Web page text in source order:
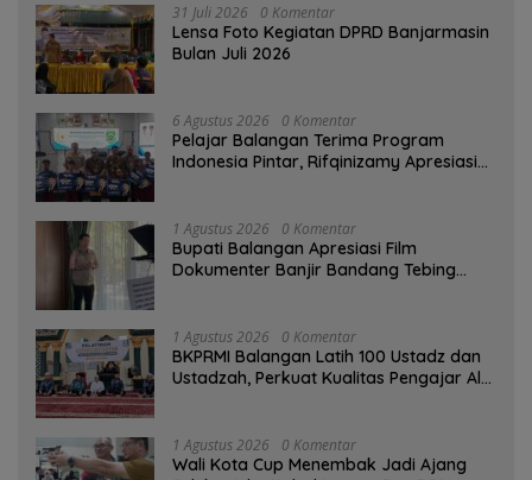
31 Juli 2026 0 Komentar
Lensa Foto Kegiatan DPRD Banjarmasin
Bulan Juli 2026
6 Agustus 2026 0 Komentar
Pelajar Balangan Terima Program
Indonesia Pintar, Rifqinizamy Apresiasi
1 Agustus 2026 0 Komentar
Bupati Balangan Apresiasi Film
Dokumenter Banjir Bandang Tebing
1 Agustus 2026 0 Komentar
BKPRMI Balangan Latih 100 Ustadz dan
Ustadzah, Perkuat Kualitas Pengajar Al-
1 Agustus 2026 0 Komentar
Wali Kota Cup Menembak Jadi Ajang